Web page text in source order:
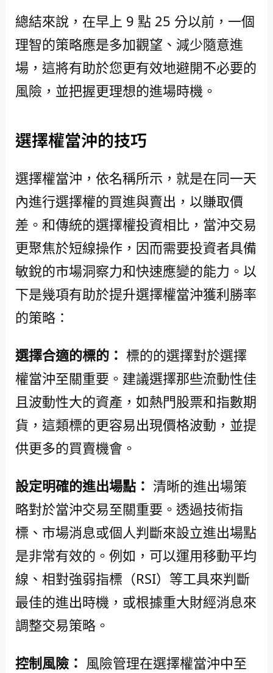
總結來說，在早上 9 點 25 分以前，一個
理智的策略應是多加觀望、減少隨意進
場，這將有助於您更有效地避開不必要的
風險，並把握更理想的進場時機。
選擇權當沖的技巧
選擇權當沖，依名稱所示，就是在同一天
內進行選擇權的買進與賣出，以賺取價
差。和傳統的選擇權投資相比，當沖交易
更聚焦於短線操作，因而需要投資者具備
敏銳的市場洞察力和快速應變的能力。以
下是幾項有助於提升選擇權當沖獲利勝率
的策略：
選擇合適的標的： 標的的選擇對於選擇
權當沖至關重要。建議選擇那些流動性佳
且波動性大的資產，如熱門股票和指數期
貨，這類標的更容易出現價格波動，並提
供更多的買賣機會。
設定明確的進出場點： 清晰的進出場策
略對於當沖交易至關重要。透過技術指
標、市場消息或個人判斷來設立進出場點
是非常有效的。例如，可以運用移動平均
線、相對強弱指標（RSI）等工具來判斷
最佳的進出時機，或根據重大財經消息來
調整交易策略。
控制風險： 風險管理在選擇權當沖中至